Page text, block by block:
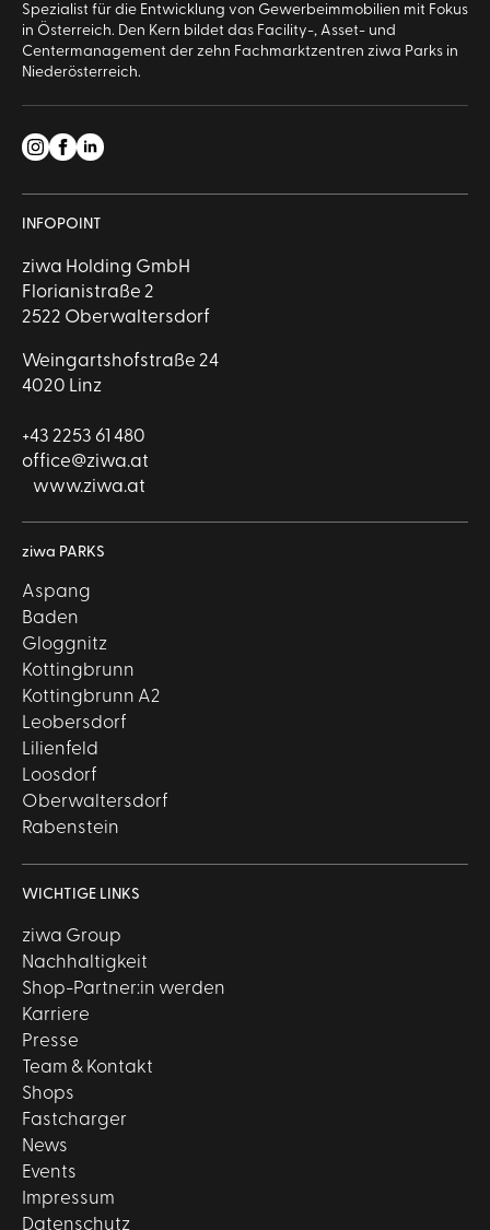
Spezialist für die Entwicklung von Gewerbeimmobilien mit Fokus
in Österreich. Den Kern bildet das Facility-, Asset- und
Centermanagement der zehn Fachmarktzentren ziwa Parks in
Niederösterreich.
INFOPOINT
ziwa Holding GmbH
Florianistraße 2
2522 Oberwaltersdorf
Weingartshofstraße 24
4020 Linz
+43 2253 61 480
office@ziwa.at
www.ziwa.at
ziwa PARKS
Aspang
Baden
Gloggnitz
Kottingbrunn
Kottingbrunn A2
Leobersdorf
Lilienfeld
Loosdorf
Oberwaltersdorf
Rabenstein
WICHTIGE LINKS
ziwa Group
Nachhaltigkeit
Shop-Partner:in werden
Karriere
Presse
Team & Kontakt
Shops
Fastcharger
News
Events
Impressum
Datenschutz